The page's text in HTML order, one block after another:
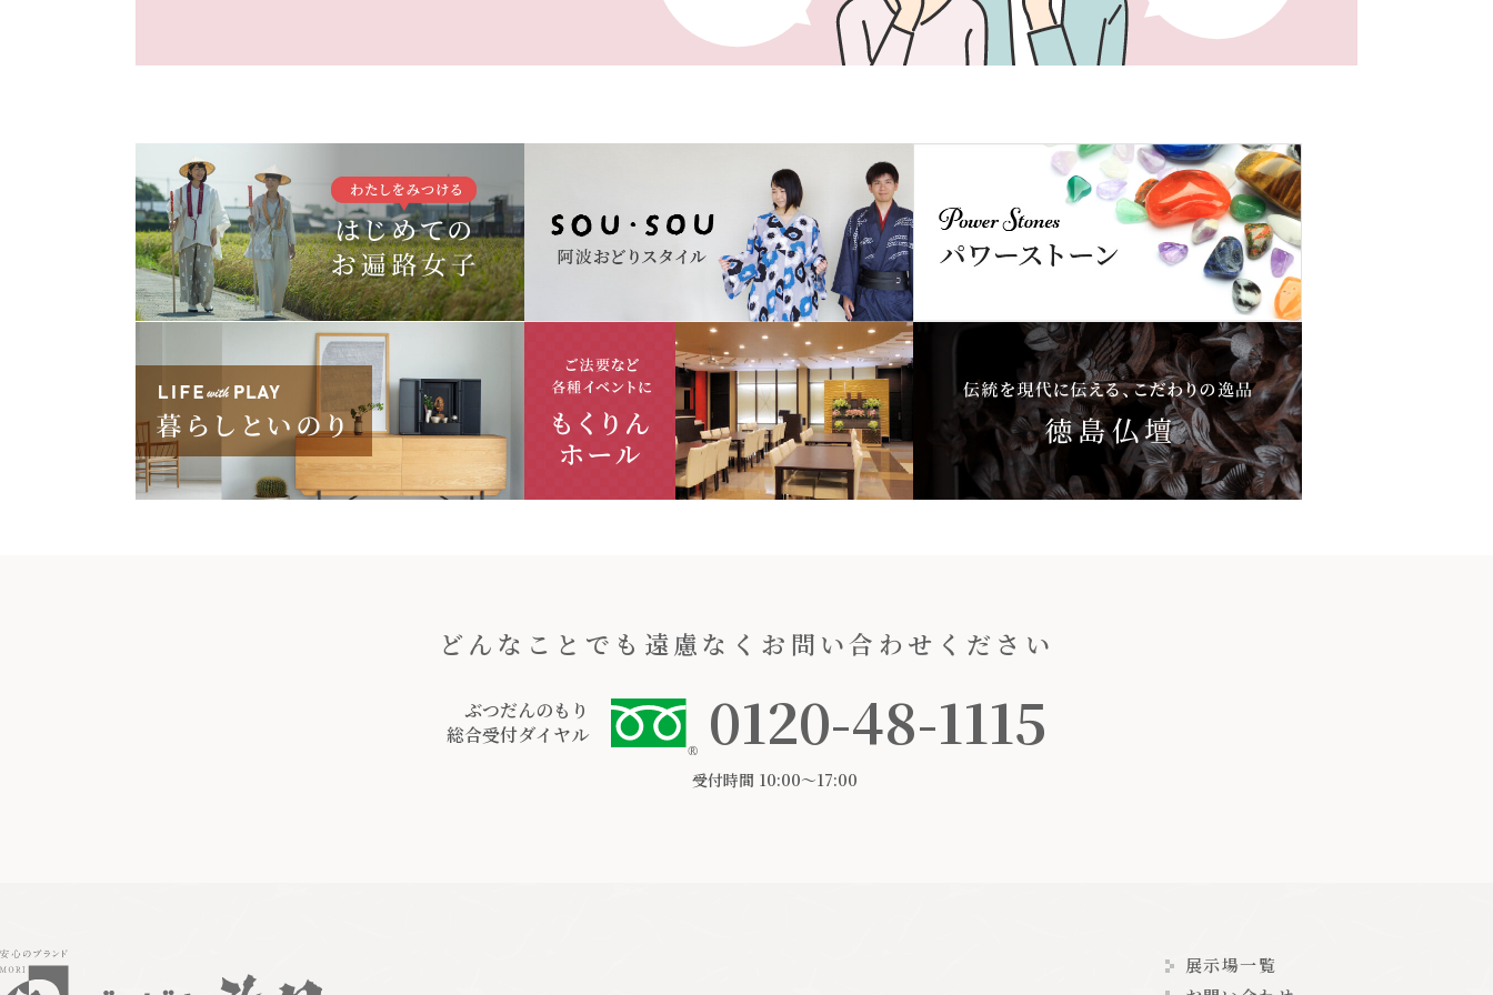
どんなことでも遠慮なくお問い合わせください
ぶつだんのもり
総合受付ダイヤル
0120-48-1115
受付時間 10:00〜17:00
展示場一覧